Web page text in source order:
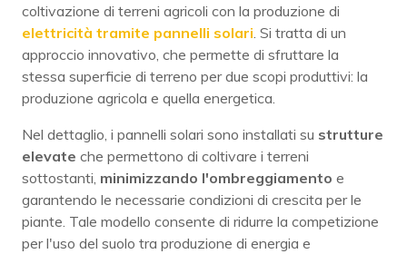
coltivazione di terreni agricoli con la produzione di
elettricità tramite pannelli solari . Si tratta di un
approccio innovativo, che permette di sfruttare la
stessa superficie di terreno per due scopi produttivi: la
produzione agricola e quella energetica.
Nel dettaglio, i pannelli solari sono installati su strutture
elevate che permettono di coltivare i terreni
sottostanti, minimizzando l'ombreggiamento e
garantendo le necessarie condizioni di crescita per le
piante. Tale modello consente di ridurre la competizione
per l'uso del suolo tra produzione di energia e